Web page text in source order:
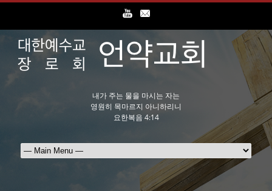
내가 주는 물을 마시는 자는
영원히 목마르지 아니하리니
요한복음 4:14